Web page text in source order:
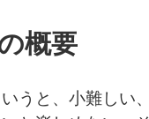
概要
いうと、小難しい